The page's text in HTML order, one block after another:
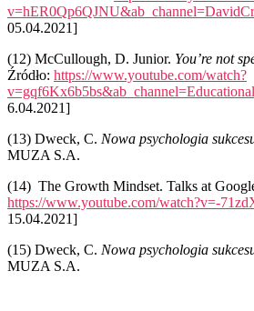
05.04.2021]
(12) McCullough, D. Junior. You’re not
Źródło: https://www.youtube.com/watch?
6.04.2021]
(13) Dweck, C. Nowa psychologia
MUZA S.A.
(14) The Growth Mindset. Talks at
https://www.youtube.com/watch?v=-
15.04.2021]
(15) Dweck, C. Nowa psychologia
MUZA S.A.